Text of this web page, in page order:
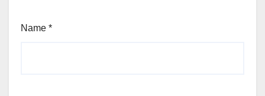
Name *